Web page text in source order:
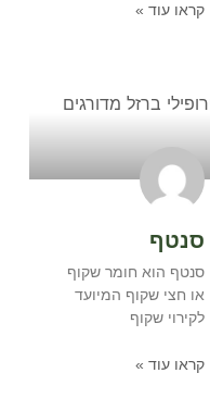
קראו עוד »
סנטף
סנטף הוא חומר שקוף
או חצי שקוף המיועד
לקירוי שקוף
קראו עוד »